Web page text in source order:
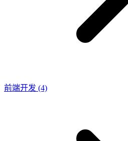
前端开发 (4)